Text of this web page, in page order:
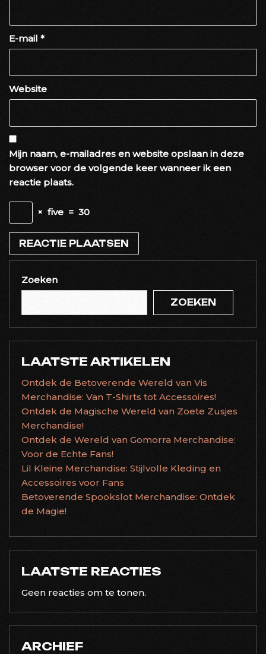
E-mail *
Website
Mijn naam, e-mailadres en website opslaan in deze
browser voor de volgende keer wanneer ik een
reactie plaats.
× five = 30
Zoeken
ZOEKEN
LAATSTE ARTIKELEN
Ontdek de Betoverende Wereld van Vis
Merchandise: Van T-Shirts tot Accessoires!
Ontdek de Magische Wereld van Zoete Zusjes
Merchandise!
Ontdek de Wereld van Gomorra Merchandise:
Voor de Echte Fans!
Lil Kleine Merchandise: Stijlvolle Kleding en
Accessoires voor Fans
Betoverende Spookslot Merchandise: Ontdek
de Magie!
LAATSTE REACTIES
Geen reacties om te tonen.
ARCHIEF